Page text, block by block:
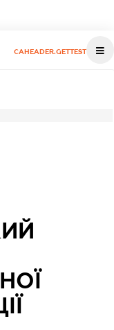
CAHEADER.GETTEST